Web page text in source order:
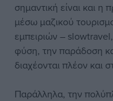
σημαντική είναι και
μέσω μαζικού
εμπειριών –
φύση, την παράδοση
διαχέονται πλέον και
Παράλληλα, την